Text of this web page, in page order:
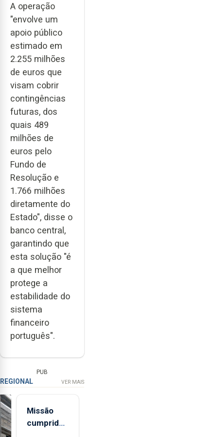
A operação
"envolve um
apoio público
estimado em
2.255 milhões
de euros que
visam cobrir
contingências
futuras, dos
quais 489
milhões de
euros pelo
Fundo de
Resolução e
1.766 milhões
diretamente do
Estado", disse o
banco central,
garantindo que
esta solução "é
a que melhor
protege a
estabilidade do
sistema
financeiro
português".
PUB
REGIONAL VER MAIS
Missão
cumprida: